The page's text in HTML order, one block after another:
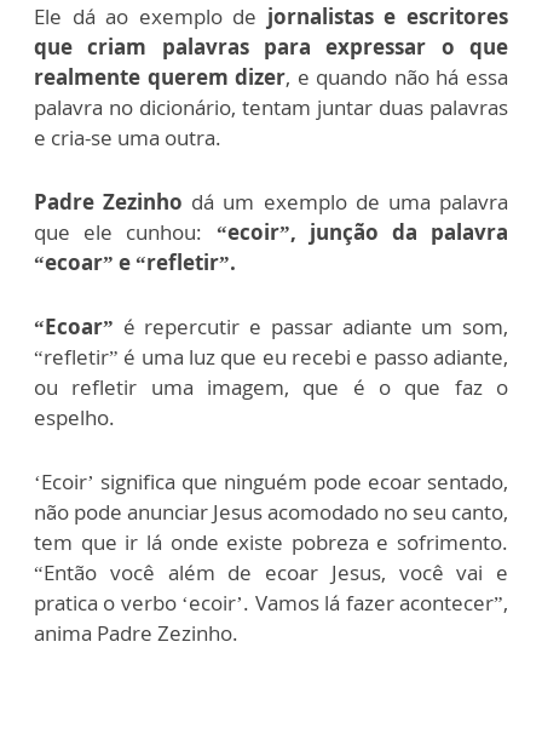
Ele dá ao exemplo de jornalistas e escritores
que criam palavras para expressar o que
realmente querem dizer, e quando não há essa
palavra no dicionário, tentam juntar duas palavras
e cria-se uma outra.
Padre Zezinho dá um exemplo de uma palavra
que ele cunhou: “ecoir”, junção da palavra
“ecoar” e “refletir”.
“Ecoar” é repercutir e passar adiante um som,
“refletir” é uma luz que eu recebi e passo adiante,
ou refletir uma imagem, que é o que faz o
espelho.
‘Ecoir’ significa que ninguém pode ecoar sentado,
não pode anunciar Jesus acomodado no seu canto,
tem que ir lá onde existe pobreza e sofrimento.
“Então você além de ecoar Jesus, você vai e
pratica o verbo ‘ecoir’. Vamos lá fazer acontecer”,
anima Padre Zezinho.